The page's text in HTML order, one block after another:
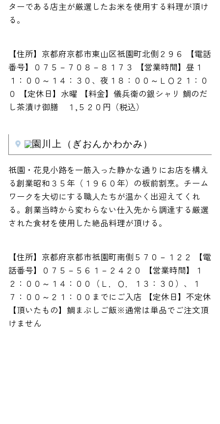
ターである店主が厳選したお米を使用する料理が頂け
る。
【住所】京都府京都市東山区祇園町北側２９６ 【電話
番号】０７５－７０８－８１７３ 【営業時間】昼１
１：００～１４：３０、夜１８：００～ＬＯ２１：０
０ 【定休日】水曜 【料金】儀兵衛の銀シャリ 鯛のだ
し茶漬け御膳 １,５２０円（税込）
園川上（ぎおんかわかみ）
祇園・花見小路を一筋入った静かな通りにお店を構え
る創業昭和３５年（１９６０年）の板前割烹。チーム
ワークを大切にする職人たちが温かく出迎えてくれ
る。創業当時から変わらない仕入先から調達する厳選
された食材を使用した絶品料理が頂ける。
【住所】京都府京都市祇園町南側５７０－１２２ 【電
話番号】０７５－５６１－２４２０ 【営業時間】１
２：００～１４：００（Ｌ．Ｏ．１３：３０）、１
７：００～２１：００までにご入店 【定休日】不定休
【頂いたもの】鯛まぶしご飯※通常は単品でご注文頂
けません